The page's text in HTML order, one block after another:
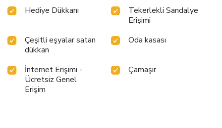
contentment, hotel offers a hair dryer, toiletries and towels
within a few chosen chambers. Start your day stress-free at
Hotel Route Inn Tsuruoka Ekimae as breakfast is made
available for you on the premises.Various excellent meal
options are constantly available.Throughout the day and
night, guests can enjoy light refreshments with the hotel
offering vending machines. Throughout the day, engage in
Hediye Dükkanı
Tekerlekli Sandalye
Erişimi
Çeşitli eşyalar satan
dükkan
Oda kasası
İnternet Erişimi -
Ücretsiz Genel
Erişim
Çamaşır